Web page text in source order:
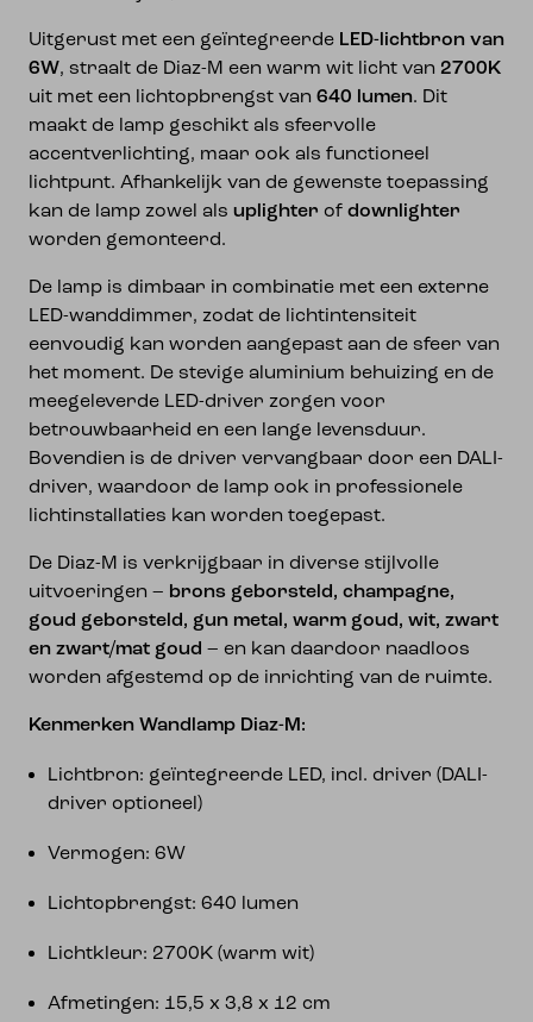
Uitgerust met een geïntegreerde LED-lichtbron van
6W, straalt de Diaz-M een warm wit licht van 2700K
uit met een lichtopbrengst van 640 lumen. Dit
maakt de lamp geschikt als sfeervolle
accentverlichting, maar ook als functioneel
lichtpunt. Afhankelijk van de gewenste toepassing
kan de lamp zowel als uplighter of downlighter
worden gemonteerd.
De lamp is dimbaar in combinatie met een externe
LED-wanddimmer, zodat de lichtintensiteit
eenvoudig kan worden aangepast aan de sfeer van
het moment. De stevige aluminium behuizing en de
meegeleverde LED-driver zorgen voor
betrouwbaarheid en een lange levensduur.
Bovendien is de driver vervangbaar door een DALI-
driver, waardoor de lamp ook in professionele
lichtinstallaties kan worden toegepast.
De Diaz-M is verkrijgbaar in diverse stijlvolle
uitvoeringen – brons geborsteld, champagne,
goud geborsteld, gun metal, warm goud, wit, zwart
en zwart/mat goud – en kan daardoor naadloos
worden afgestemd op de inrichting van de ruimte.
Kenmerken Wandlamp Diaz-M:
Lichtbron: geïntegreerde LED, incl. driver (DALI-
driver optioneel)
Vermogen: 6W
Lichtopbrengst: 640 lumen
Lichtkleur: 2700K (warm wit)
Afmetingen: 15,5 x 3,8 x 12 cm